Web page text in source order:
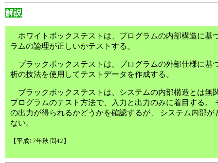
解説
ホワイトボックステストは、プログラムの内部構造に基
ラムの論理が正しいかテストする。
ブラックボックステストは、プログラムの外部仕様に基
析の技法を使用してテストデータを作成する。
ブラックボックステストは、システムの内部構造とは無
プログラムのテスト方法で、入力と出力のみに着目する。
の出力が得られるかどうかを確認するが、 システム内部
ない。
【平成17年秋 問42】